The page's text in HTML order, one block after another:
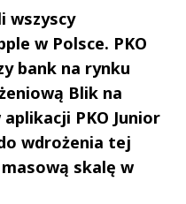
wszyscy
w Polsce. PKO
bank na rynku
Blik na
PKO Junior
wdrożenia tej
skalę w